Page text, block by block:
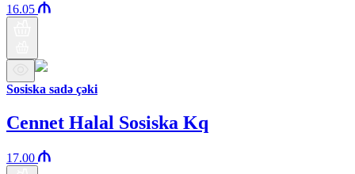
16.05
Sosiska sadə çəki
Cennet Halal Sosiska Kq
17.00